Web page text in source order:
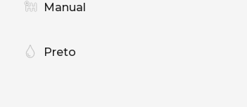
Manual
Preto